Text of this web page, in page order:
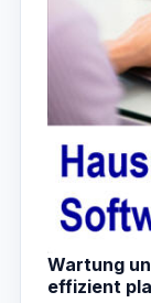
Wartung
effizient